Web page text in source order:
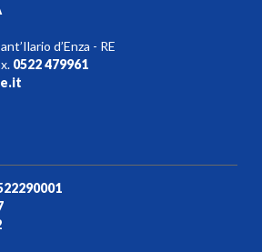
d’Enza - RE
0522 479961